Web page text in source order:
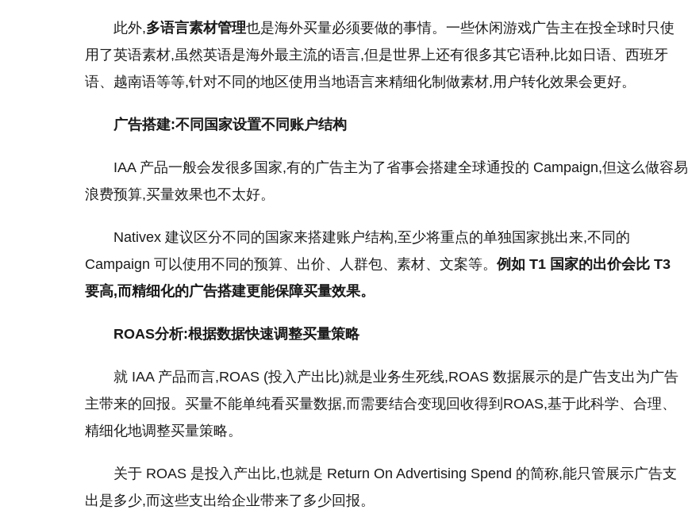
此外,多语言素材管理也是海外买量必须要做的事情。一些休闲游戏广告主在投全球时只使
用了英语素材,虽然英语是海外最主流的语言,但是世界上还有很多其它语种,比如日语、西班牙
语、越南语等等,针对不同的地区使用当地语言来精细化制做素材,用户转化效果会更好。
广告搭建:不同 国家设置不同账户结构
IAA 产品一般会发很多 国家,有的广告主为了省事会搭建全球通投的 Campaign,但这么做容易
浪费预算,买量效果也不太好。
Nativex 建议区分不同的 国家来搭建账户结构,至少将重点的单独 国家挑出来,不同的
Campaign 可以使用不同的预算、出价、人群包、素材、文案等。 例如 T1 国家的出价会比 T3
要高,而精细化的广告搭建更能保障买量效果。
ROAS分析:根据数据快速调整买量策略
就 IAA 产品而言,ROAS (投入产出比)就是业务生死线,ROAS 数据展示的是广告支出为广告
主带来的回报。买量不能单纯看买量数据,而需要结合变现回收得到ROAS,基于此科学、合理、
精细化地调整买量策略。
关于 ROAS 是投入产出比,也就是 Return On Advertising Spend 的简称,能只管展示广告支
出是多少,而这些支出给企业带来了多少回报。